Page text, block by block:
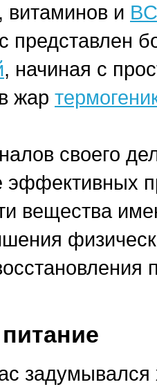
витаминов и
представлен
, начиная с
жар
своего
эффективных
вещества